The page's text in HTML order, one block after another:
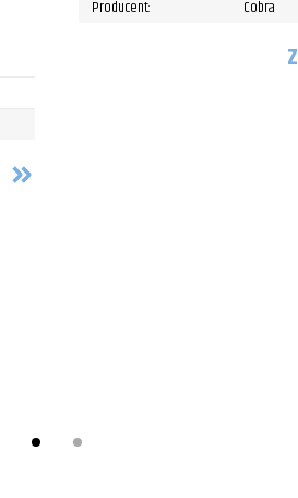
Producent:
Cobra